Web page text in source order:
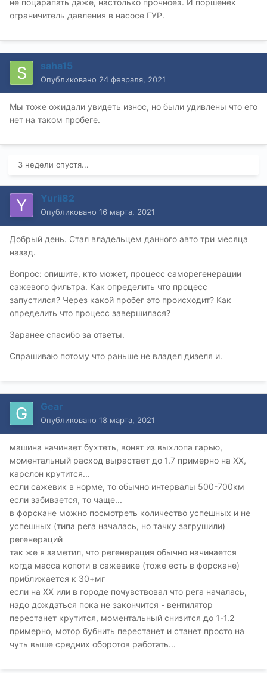
ограничитель давления в насосе ГУР.
saha15
Опубликовано 24 февраля, 2021
Мы тоже ожидали увидеть износ, но были удивлены что его
нет на таком пробеге.
3 недели спустя...
Yurii82
Опубликовано 16 марта, 2021
Добрый день. Стал владельцем данного авто три месяца
назад.
Вопрос: опишите, кто может, процесс саморегенерации
сажевого фильтра. Как определить что процесс
запустился? Через какой пробег это происходит? Как
определить что процесс завершилася?
Заранее спасибо за ответы.
Спрашиваю потому что раньше не владел дизеля и.
Gear
Опубликовано 18 марта, 2021
машина начинает бухтеть, вонят из выхлопа гарью,
моментальный расход вырастает до 1.7 примерно на ХХ,
карслон крутится...
если сажевик в норме, то обычно интервалы 500-700км
если забивается, то чаще...
в форскане можно посмотреть количество успешных и не
успешных (типа рега началась, но тачку загрушили)
регенераций
так же я заметил, что регенерация обычно начинается
когда масса копоти в сажевике (тоже есть в форскане)
приближается к 30+мг
если на ХХ или в городе почувствовал что рега началась,
надо дождаться пока не закончится - вентилятор
перестанет крутится, моментальный снизится до 1-1.2
примерно, мотор бубнить перестанет и станет просто на
чуть выше средних оборотов работать...